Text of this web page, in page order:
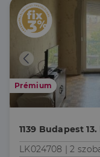
Prémium
1139 Budapest
LK024708 |2